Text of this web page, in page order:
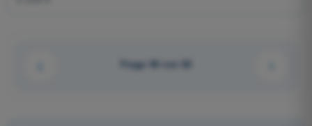
Frage 46 von 82